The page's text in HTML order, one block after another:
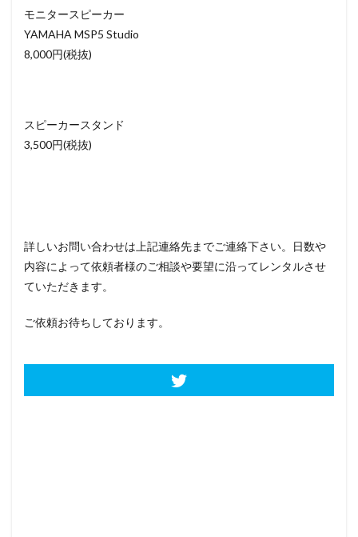
モニタースピーカー
YAMAHA MSP5 Studio
8,000円(税抜)
スピーカースタンド
3,500円(税抜)
詳しいお問い合わせは上記連絡先までご連絡下さい。日数や
内容によって依頼者様のご相談や要望に沿ってレンタルさせ
ていただきます。
ご依頼お待ちしております。